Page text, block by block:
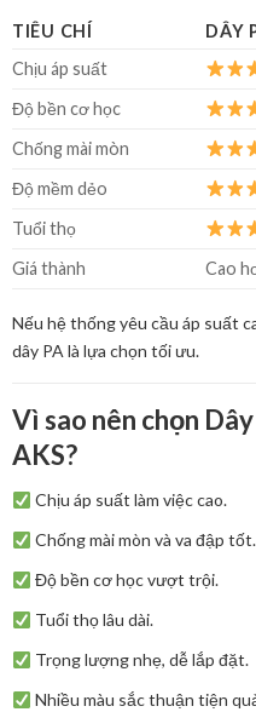
TIÊU CHÍ DÂY
Chịu áp suất
Độ bền cơ học
Chống mài mòn
Độ mềm dẻo
Tuổi thọ
Giá thành
Cao
Nếu hệ thống yêu cầu áp suất
dây PA là lựa chọn tối ưu.
Vì sao nên chọn
AKS?
Chịu áp suất làm việc cao.
Chống mài mòn và va đập tốt.
Độ bền cơ học vượt trội.
Tuổi thọ lâu dài.
Trọng lượng nhẹ, dễ lắp đặt.
Nhiều màu sắc thuận tiện